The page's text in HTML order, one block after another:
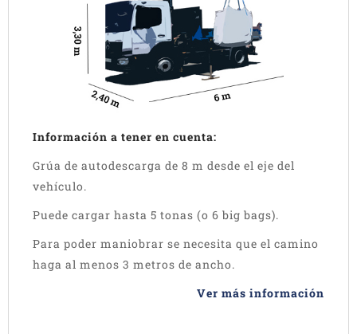
Información a tener en cuenta:
Grúa de autodescarga de 8 m desde el eje del
vehículo.
Puede cargar hasta 5 tonas (o 6 big bags).
Para poder maniobrar se necesita que el camino
haga al menos 3 metros de ancho.
Ver más información